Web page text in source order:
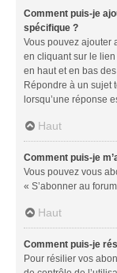
Comment puis-je
spécifique ?
Vous pouvez ajouter
en cliquant sur le
en haut et en bas
Répondre à un sujet
lorsqu’une réponse
Haut
Comment puis-je
Vous pouvez vous
« S’abonner au
Haut
Comment puis-je
Pour résilier vos